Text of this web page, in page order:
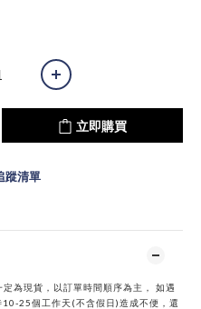
立即購買
蹤清單
為現貨，以訂單時間順序為主， 如遇
25個工作天(不含假日)造成不便，還